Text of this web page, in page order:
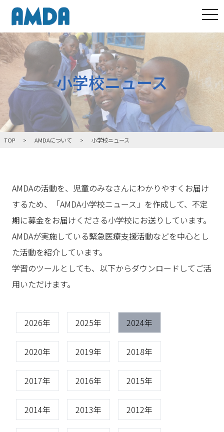
小学校ニュース
TOP AMDAについて 小学校ニュース
AMDAの活動を、児童のみなさんにわかりやすくお届け
するため、「AMDA小学校ニュース」を作成して、不定
期に募金をお届けくださる小学校にお送りしています。
AMDAが実施している緊急医療支援活動などを中心とし
た活動を紹介しています。
学習のツールとしても、以下からダウンロードしてご活
用いただけます。
2026年 2025年 2024年
2020年 2019年 2018年
2017年 2016年 2015年
2014年 2013年 2012年